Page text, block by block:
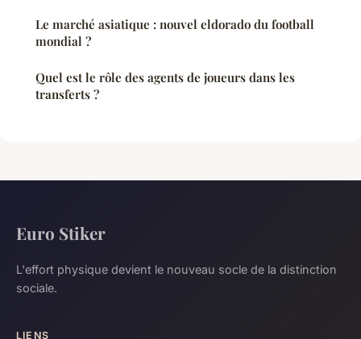
Le marché asiatique : nouvel eldorado du football
mondial ?
Quel est le rôle des agents de joueurs dans les
transferts ?
Euro Stiker
L'effort physique devient le nouveau socle de la distinction
sociale.
LIENS